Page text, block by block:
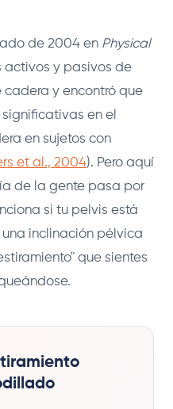
de 2004 en Physical
y pasivos de
cadera y encontró que
en el
en sujetos con
et al., 2004). Pero aquí
de la gente pasa por
si tu pelvis está
inclinación pélvica
que sientes